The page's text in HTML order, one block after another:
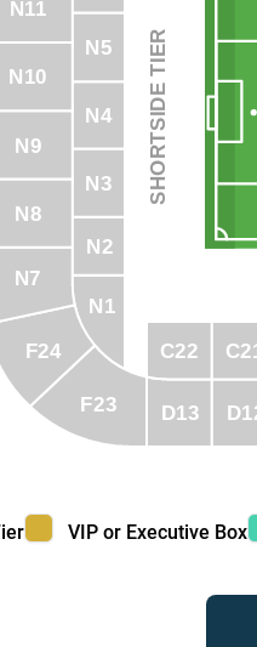
C22
D13
F23
F24
N1
N2
N3
N4
N5
N7
N8
N9
N10
N11
SHORTSIDE TIER
color VIP or Executive Box
VIP or Executive Box